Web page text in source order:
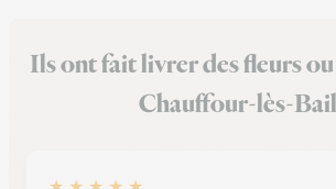
Ils ont fait livrer des fleurs
Chauffour-lès-